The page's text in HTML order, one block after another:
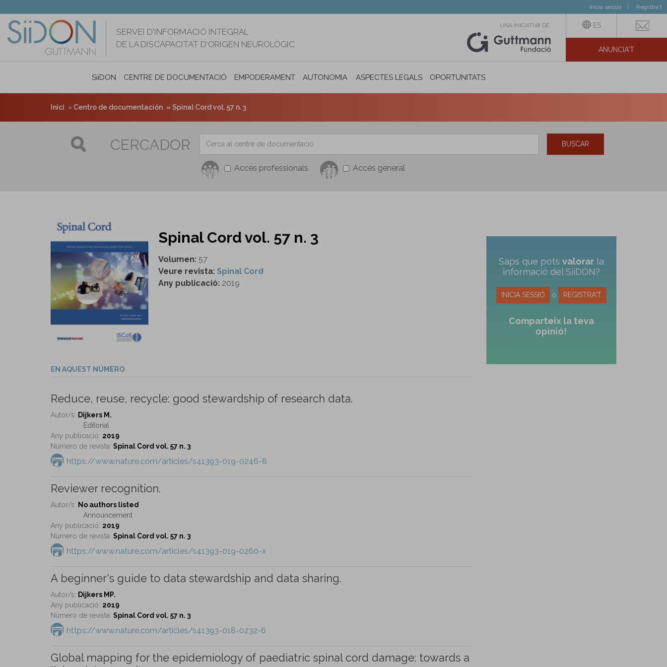
contingut
Inicia sessió Registra't
SERVEI D'INFORMACIÓ INTEGRAL
DE LA DISCAPACITAT D'ORIGEN NEUROLÒGIC
UNA INICIATIVA DE: ES
ANUNCIA'T
SiiDON CENTRE DE DOCUMENTACIÓ EMPODERAMENT AUTONOMIA PERSONAL I INCLUSIÓ SOCIAL
ASPECTES LEGALS OPORTUNITATS
Inici Centro de documentación Spinal Cord vol. 57 n. 3
CERCADOR
Accés professionals Accés general
BUSCAR
Spinal Cord vol. 57 n. 3
Volumen: 57
Veure revista: Spinal Cord
Any publicació: 2019
EN AQUEST NÚMERO
Reduce, reuse, recycle: good stewardship of research data.
Autor/s: Dijkers M.
Editorial
Any publicació: 2019
Número de revista: Spinal Cord vol. 57 n. 3
https://www.nature.com/articles/s41393-019-0246-8
Reviewer recognition.
Autor/s: No authors listed
Announcement
Any publicació: 2019
Número de revista: Spinal Cord vol. 57 n. 3
https://www.nature.com/articles/s41393-019-0260-x
A beginner's guide to data stewardship and data sharing.
Autor/s: Dijkers MP.
Any publicació: 2019
Número de revista: Spinal Cord vol. 57 n. 3
https://www.nature.com/articles/s41393-018-0232-6
Global mapping for the epidemiology of paediatric spinal cord damage: towards a
Saps que pots valorarla
informació del SiiDON?
INICIA SESSIÓ o REGISTRA'T
Comparteix la teva
opinió!